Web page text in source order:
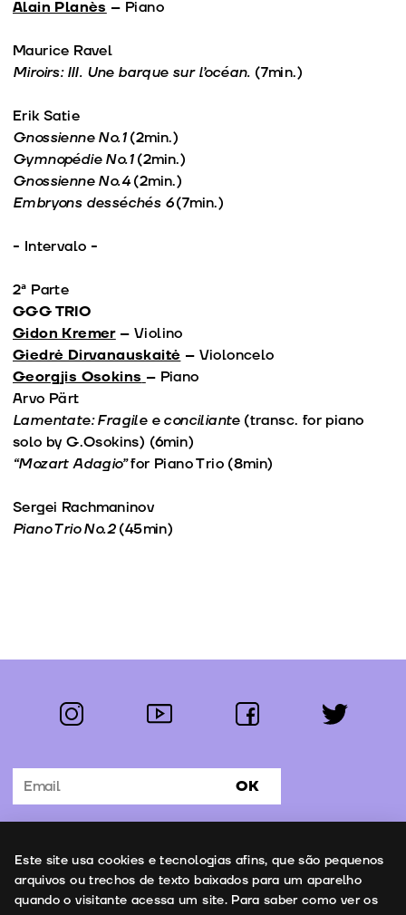
Alain Planès – Piano
Maurice Ravel
Miroirs: III. Une barque sur l’océan. (7min.)
Erik Satie
Gnossienne No.1(2min.)
Gymnopédie No.1(2min.)
Gnossienne No.4(2min.)
Embryons desséchés 6(7min.)
- Intervalo -
2ª Parte
GGG TRIO
Gidon Kremer– Violino
Giedrė Dirvanauskaitė – Violoncelo
Georgjis Osokins – Piano
Arvo Pärt
Lamentate: Fragile e conciliante(transc. for piano
solo by G.Osokins) (6min)
“Mozart Adagio”for Piano Trio (8min)
Sergei Rachmaninov
Piano Trio No.2(45min)
Segue-nos:
instagram youtube facebook twitter
Subscrever Newsletter OK
Contactos
Este site usa cookies e tecnologias afins, que são pequenos
arquivos ou trechos de texto baixados para um aparelho
quando o visitante acessa um site. Para saber como ver os